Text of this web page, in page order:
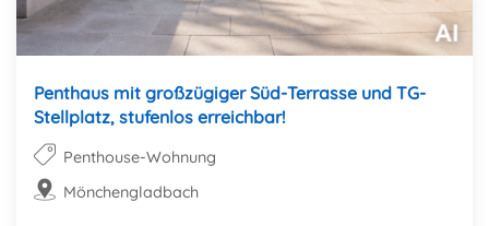
Penthaus mit großzügiger Süd-Terrasse und TG-
Stellplatz, stufenlos erreichbar!
Penthouse-Wohnung
Mönchengladbach